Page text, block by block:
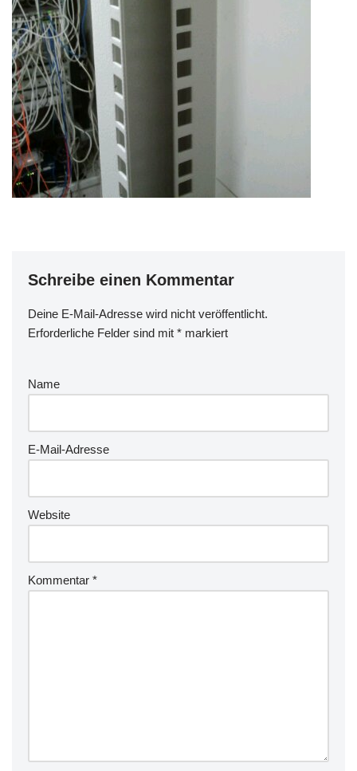
Schreibe einen Kommentar
Deine E-Mail-Adresse wird nicht veröffentlicht.
Erforderliche Felder sind mit * markiert
Name
E-Mail-Adresse
Website
Kommentar *